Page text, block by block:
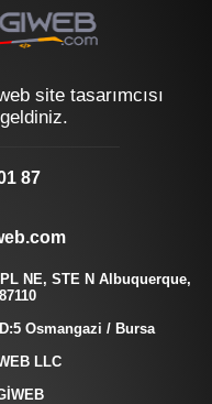
site tasarımcısı
87
NE, STE N Albuquerque,
Osmangazi / Bursa
LLC